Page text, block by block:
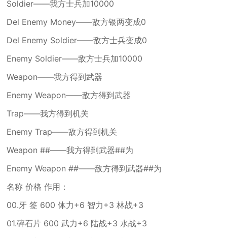
Soldier——我方士兵加10000
Del Enemy Money——敌方银两变成0
Del Enemy Soldier——敌方士兵变成0
Enemy Soldier——敌方士兵加10000
Weapon——我方得到武器
Enemy Weapon——敌方得到武器
Trap——我方得到机关
Enemy Trap——敌方得到机关
Weapon ##——我方得到武器##为
Enemy Weapon ##——敌方得到武器##为
名称 价格 作用：
00.牙 签 600 体力+6 智力+3 林战+3
01.碎石片 600 武力+6 陆战+3 水战+3